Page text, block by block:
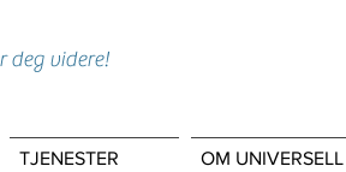
deg videre!
TJENESTER OM